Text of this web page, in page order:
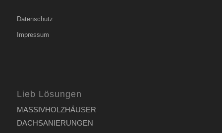
Datenschutz
Impressum
Lieb Lösungen
MASSIVHOLZHÄUSER
DACHSANIERUNGEN